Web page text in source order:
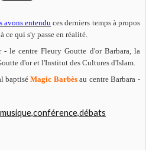
avons entendu ces derniers temps à propos
ce qui s'y passe en réalité.
- le centre Fleury Goutte d'or Barbara, la
d'or et l'Institut des Cultures d'Islam.
baptisé Magic Barbèsau centre Barbara -